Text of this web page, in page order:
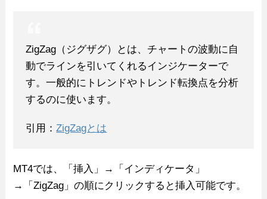
ZigZag（ジグザグ）とは、チャートの波動に自
動でラインを引いてくれるインジケーターで
す。一般的にトレンドやトレンド転換点を分析
するのに使います。
引用：ZigZagとは
MT4では、「挿入」→「インディケータ」
→「ZigZag」の順にクリックすると挿入可能です。